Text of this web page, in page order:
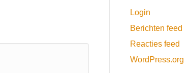
Login
Berichten feed
Reacties feed
WordPress.org